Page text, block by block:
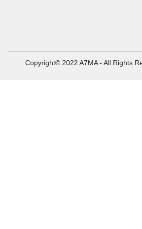
Copyright© 2022 A7MA - All Rights